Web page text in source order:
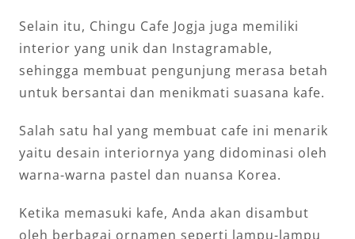
Selain itu, Chingu Cafe Jogja juga memiliki
interior yang unik dan Instagramable,
sehingga membuat pengunjung merasa betah
untuk bersantai dan menikmati suasana kafe.
Salah satu hal yang membuat cafe ini menarik
yaitu desain interiornya yang didominasi oleh
warna-warna pastel dan nuansa Korea.
Ketika memasuki kafe, Anda akan disambut
oleh berbagai ornamen seperti lampu-lampu